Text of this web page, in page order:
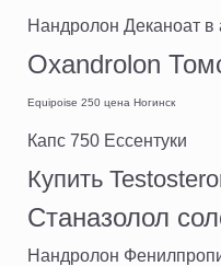
Нандролон Деканоат в
Oxandrolon
Equipoise 250 цена Ногинск
Капс 750 Ессентуки
Купить
Станазолол
Нандролон